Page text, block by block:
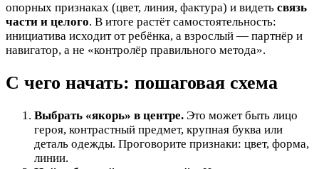
опорных признаках (цвет, линия, фактура) и видеть связь
части и целого. В итоге растёт самостоятельность:
инициатива исходит от ребёнка, а взрослый — партнёр и
навигатор, а не «контролёр правильного метода».
С чего начать: пошаговая схема
Выбрать «якорь» в центре. Это может быть лицо
героя, контрастный предмет, крупная буква или
деталь одежды. Проговорите признаки: цвет, форма,
линии.